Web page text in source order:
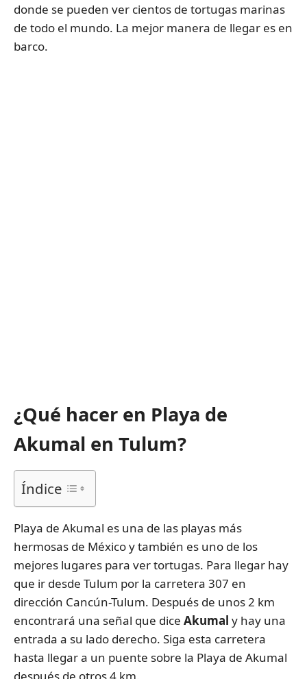
donde se pueden ver cientos de tortugas marinas
de todo el mundo. La mejor manera de llegar es en
barco.
¿Qué hacer en Playa de
Akumal en Tulum?
Índice
Playa de Akumal es una de las playas más
hermosas de México y también es uno de los
mejores lugares para ver tortugas. Para llegar hay
que ir desde Tulum por la carretera 307 en
dirección Cancún-Tulum. Después de unos 2 km
encontrará una señal que dice Akumal y hay una
entrada a su lado derecho. Siga esta carretera
hasta llegar a un puente sobre la Playa de Akumal